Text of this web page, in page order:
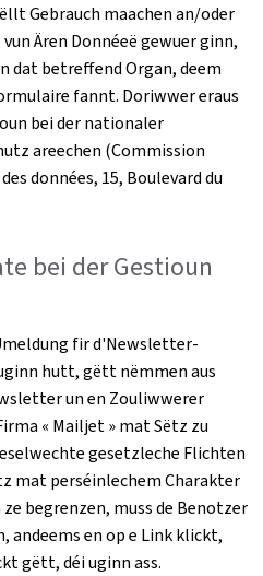
Gebrauch maachen an/oder
Ären Donnéeë gewuer ginn,
dat betreffend Organ, deem
fannt. Doriwwer eraus
bei der nationaler
areechen (Commission
données, 15, Boulevard du
bei der Gestioun
fir d'Newsletter-
hutt, gëtt nëmmen aus
un en Zouliwwerer
« Mailjet» mat Sëtz zu
gesetzleche Flichten
mat perséinlechem Charakter
begrenzen, muss de Benotzer
andeems en op e Link klickt,
gëtt, déi uginn ass.